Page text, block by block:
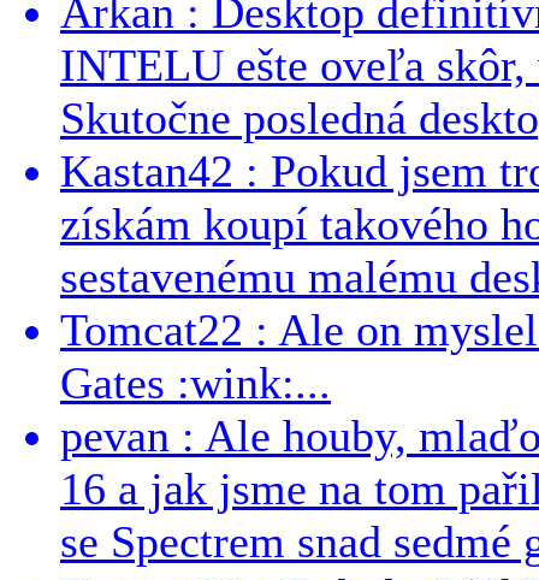
Arkan : Desktop
INTELU ešte oveľa
Skutočne posledná
Kastan42 : Pokud jsem
získám koupí takového
sestavenému malému
Tomcat22 : Ale on
Gates :wink:...
pevan : Ale houby,
16 a jak jsme na tom
se Spectrem snad sedmé